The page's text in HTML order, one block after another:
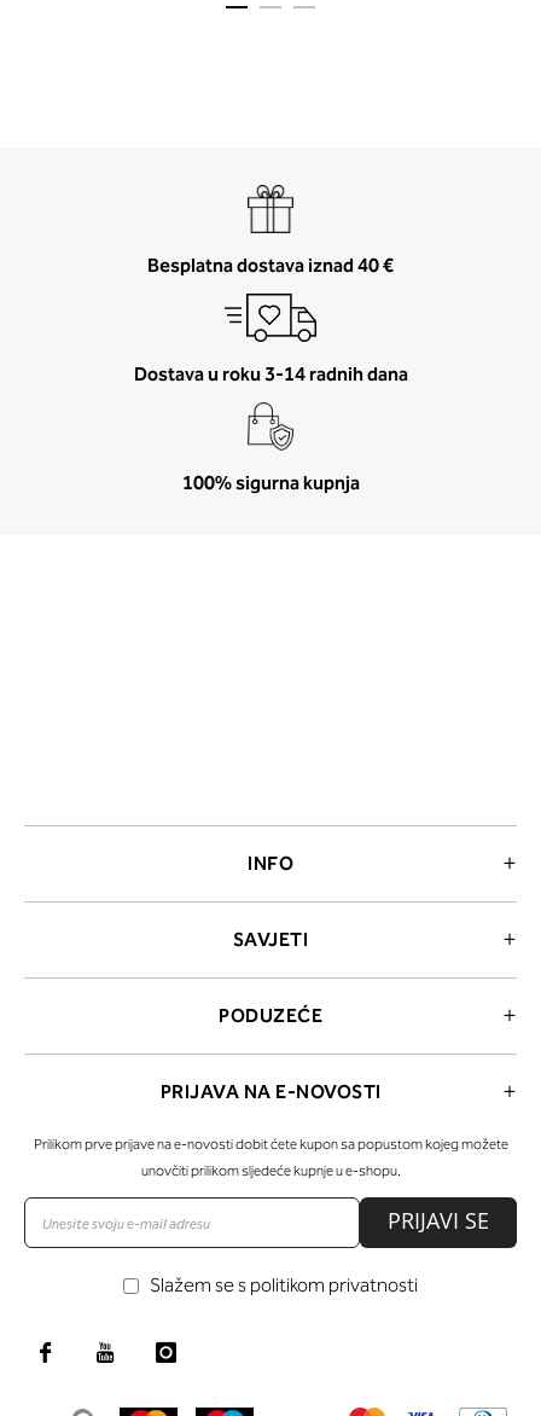
Besplatna dostava iznad 40 €
Dostava u roku 3-14 radnih dana
100% sigurna kupnja
INFO
SAVJETI
PODUZEĆE
PRIJAVA NA E-NOVOSTI
Prilikom prve prijave na e-novosti dobit ćete kupon sa popustom kojeg možete
unovčiti prilikom sljedeće kupnje u e-shopu.
PRIJAVI SE
Slažem se s politikom privatnosti